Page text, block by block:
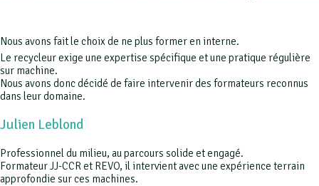
Nous avons fait le choix de ne plus former en interne.
Le recycleur exige une expertise spécifique et une pratique régulière
sur machine.
Nous avons donc décidé de faire intervenir des formateurs reconnus
dans leur domaine.
Julien Leblond
Professionnel du milieu, au parcours solide et engagé.
Formateur JJ-CCR et REVO, il intervient avec une expérience terrain
approfondie sur ces machines.